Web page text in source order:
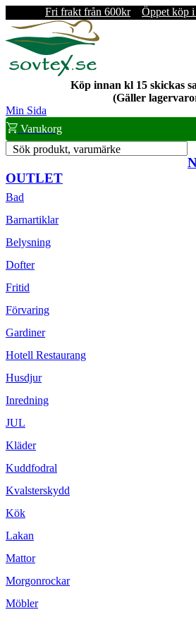
Fri frakt från 600kr Öppet köp
Köp innan kl 15 skickas
(Gäller
Min Sida
Varukorg
Sök produkt, varumärke
OUTLET
Bad
Barnartiklar
Belysning
Dofter
Fritid
Förvaring
Gardiner
Hotell Restaurang
Husdjur
Inredning
JUL
Kläder
Kuddfodral
Kvalsterskydd
Kök
Lakan
Mattor
Morgonrockar
Möbler